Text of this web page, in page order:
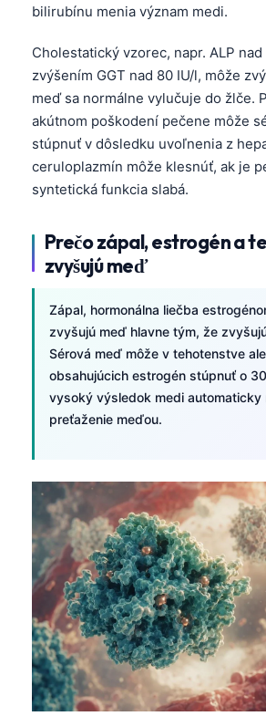
bilirubínu menia význam medi.
Cholestatický vzorec, napr. ALP nad
zvýšením GGT nad 80 IU/l, môže
meď sa normálne vylučuje do žlče.
akútnom poškodení pečene môže
stúpnuť v dôsledku uvoľnenia z
ceruloplazmín môže klesnúť, ak je
syntetická funkcia slabá.
Prečo zápal, estrogén a
zvyšujú meď
Zápal, hormonálna liečba
zvyšujú meď hlavne tým, že
Sérová meď môže v tehotenstve
obsahujúcich estrogén stúpnuť o
vysoký výsledok medi automaticky
preťaženie meďou.
Tagalog
ไทย
ဗမာစာ
ភាសាខ្មែរ
Kiswahili
አማርኛ
Українська
O‘zbekcha
Suomi
Hrvatski
پښتو
සිංහල
Galego
Latviešu valoda
Македонски јазик
Euskara
Gàidhlig
Occitan
العربية المغربية